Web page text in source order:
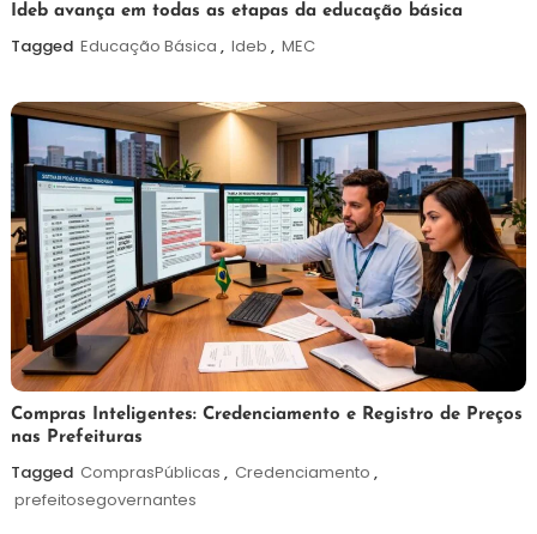
6
de
2026
Maurilio
Ideb avança em todas as etapas da educação básica
Tagged Educação Básica , Ideb , MEC
6
de
agosto
de
Redação
Compras Inteligentes: Credenciamento e Registro de Preços
nas Prefeituras
Tagged ComprasPúblicas , Credenciamento ,
prefeitosegovernantes